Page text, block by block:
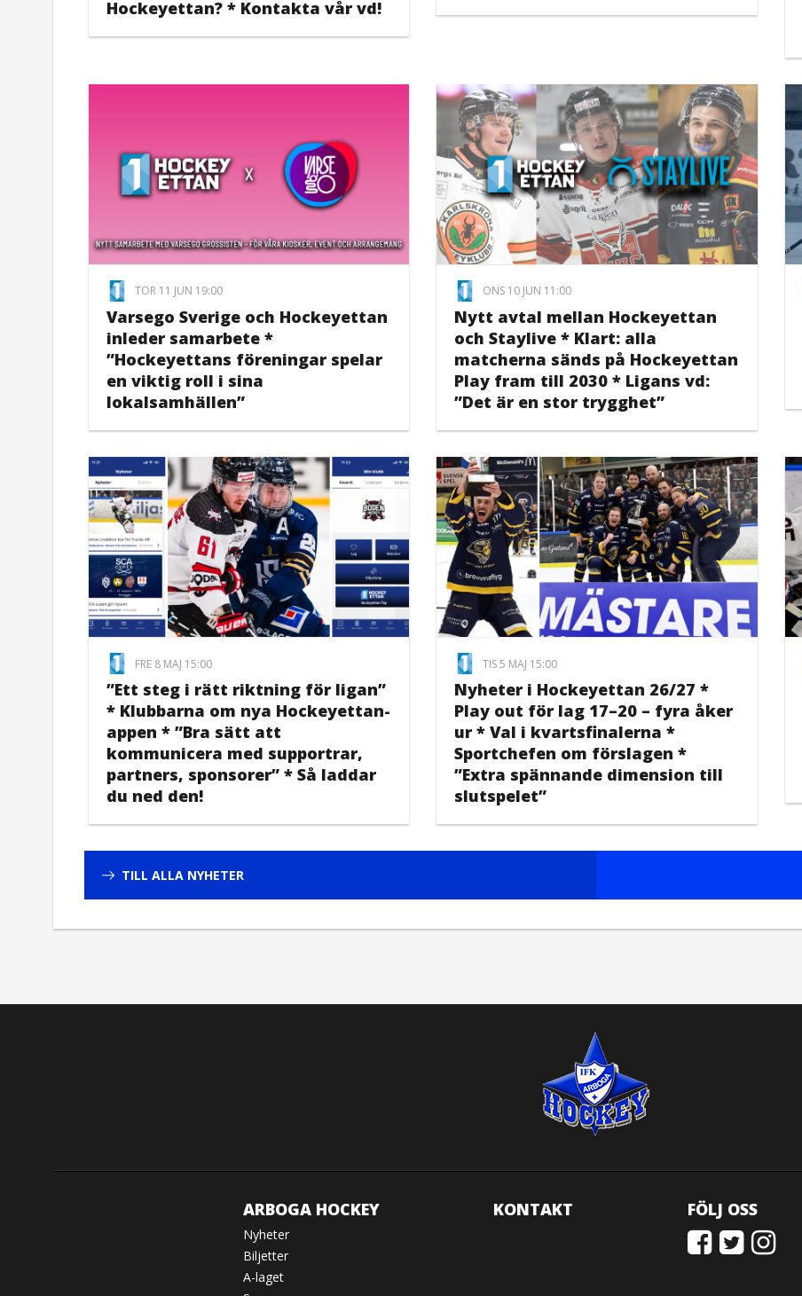
Hockeyettan? * Kontakta vår vd!
TOR 11 JUN 19:00
Varsego Sverige och Hockeyettan
inleder samarbete *
”Hockeyettans föreningar spelar
en viktig roll i sina
lokalsamhällen”
ONS 10 JUN 11:00
Nytt avtal mellan Hockeyettan
och Staylive * Klart: alla
matcherna sänds på Hockeyettan
Play fram till 2030 * Ligans vd:
”Det är en stor trygghet”
FRE 8 MAJ 15:00
”Ett steg i rätt riktning för ligan”
* Klubbarna om nya Hockeyettan-
appen * ”Bra sätt att
kommunicera med supportrar,
partners, sponsorer” * Så laddar
du ned den!
TIS 5 MAJ 15:00
Nyheter i Hockeyettan 26/27 *
Play out för lag 17–20 – fyra åker
ur * Val i kvartsfinalerna *
Sportchefen om förslagen *
”Extra spännande dimension till
slutspelet”
TILL ALLA NYHETER
ARBOGA HOCKEY
Nyheter
Biljetter
A-laget
KONTAKT FÖLJ OSS